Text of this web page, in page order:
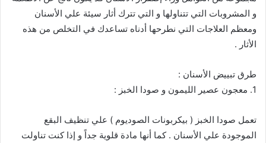
و المشروبات التي تتناولها و التي تترك أثار سيئة علي الأسنان
ومعظم العلاجات التي نطرحها أدناه تساعدك في التخلص من هذه
الأثار .
طرق تبييض الأسنان :
1. معجون عصير الليمون و صودا الخبز :
تعمل صودا الخبز ( بيكربونات الصوديوم ) علي تنظيف البقع
الموجودة علي الأسنان . كما أنها مادة قلوية جداً و إذا كنت تناولت